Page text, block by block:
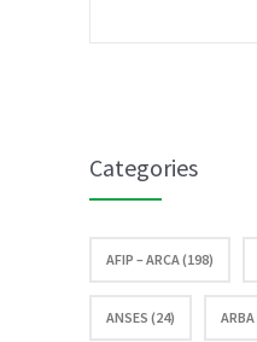
multas
Categories
AFIP – ARCA (198)
ANSES (24)